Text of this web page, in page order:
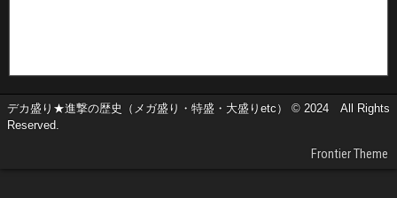
デカ盛り★進撃の歴史（メガ盛り・特盛・大盛りetc） © 2024 All Rights
Reserved.
Frontier Theme